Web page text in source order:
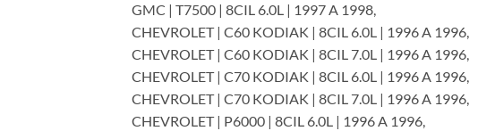
GMC | T7500 | 8CIL 6.0L | 1997 A 1998,
CHEVROLET | C60 KODIAK | 8CIL 6.0L | 1996 A 1996,
CHEVROLET | C60 KODIAK | 8CIL 7.0L | 1996 A 1996,
CHEVROLET | C70 KODIAK | 8CIL 6.0L | 1996 A 1996,
CHEVROLET | C70 KODIAK | 8CIL 7.0L | 1996 A 1996,
CHEVROLET | P6000 | 8CIL 6.0L | 1996 A 1996,